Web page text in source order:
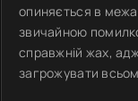
опиняється в
звичайною
справжній жах,
загрожувати